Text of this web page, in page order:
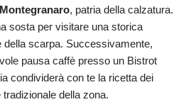
Montegranaro, patria della calzatura.
sosta per visitare una storica
della scarpa. Successivamente,
pausa caffè presso un Bistrot
condividerà con te la ricetta dei
della zona.